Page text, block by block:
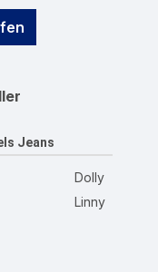
Jeans
Dolly
Linny